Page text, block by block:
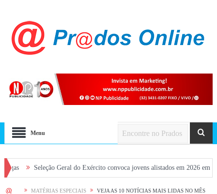
Menu
Seleção Geral do Exército convoca jovens alistados em 2026 em Prados
HOME MATÉRIAS ESPECIAIS
VEJA AS 10 NOTÍCIAS MAIS LIDAS NO MÊS